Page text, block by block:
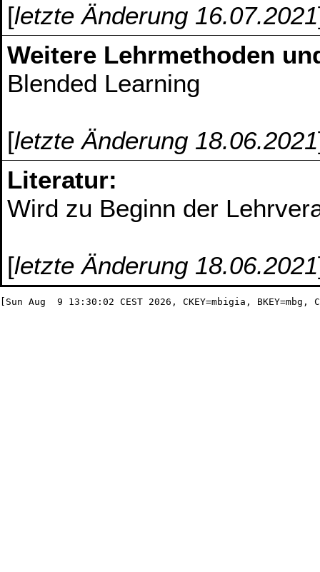
[letzte Änderung 16.07.2021
Weitere Lehrmethoden
Blended Learning
[letzte Änderung 18.06.2021
Literatur:
Wird zu Beginn der
[letzte Änderung 18.06.2021